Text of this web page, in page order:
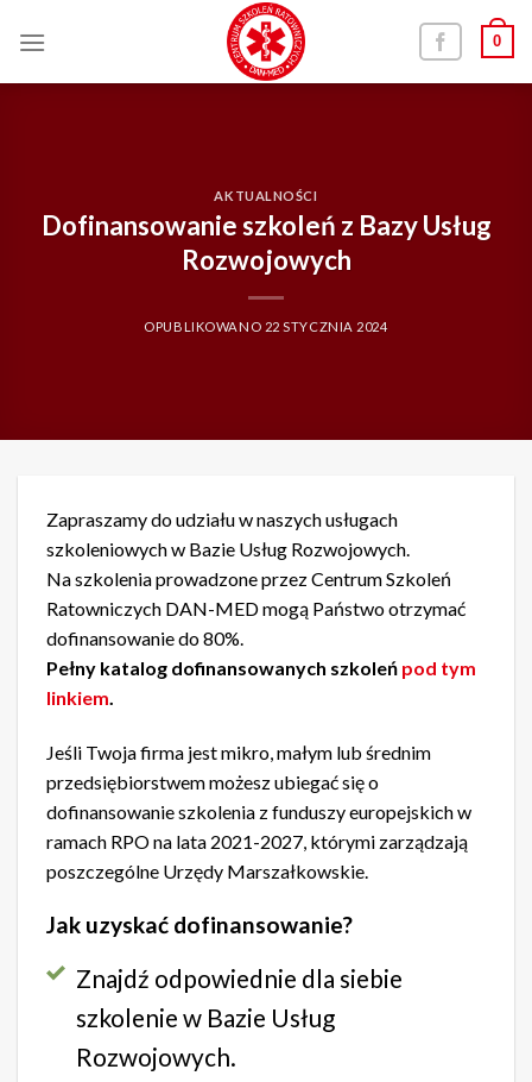
0
AKTUALNOŚCI
Dofinansowanie szkoleń z Bazy Usług
Rozwojowych
OPUBLIKOWANO 22 STYCZNIA 2024
Zapraszamy do udziału w naszych usługach
szkoleniowych w Bazie Usług Rozwojowych.
Na szkolenia prowadzone przez Centrum Szkoleń
Ratowniczych DAN-MED mogą Państwo otrzymać
dofinansowanie do 80%.
Pełny katalog dofinansowanych szkoleń pod tym
linkiem.
Jeśli Twoja firma jest mikro, małym lub średnim
przedsiębiorstwem możesz ubiegać się o
dofinansowanie szkolenia z funduszy europejskich w
ramach RPO na lata 2021-2027, którymi zarządzają
poszczególne Urzędy Marszałkowskie.
Jak uzyskać dofinansowanie?
Znajdź odpowiednie dla siebie
szkolenie w Bazie Usług
Rozwojowych.